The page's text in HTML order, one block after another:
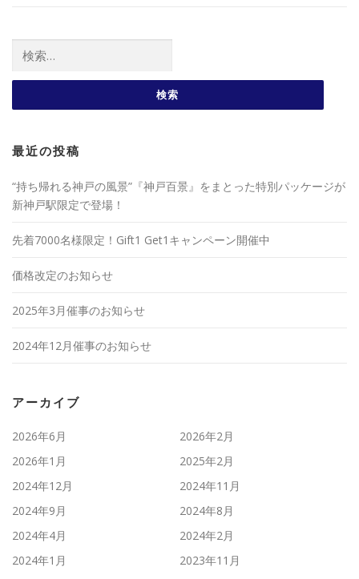
最近の投稿
“持ち帰れる神戸の風景”『神戸百景』をまとった特別パッケージが
新神戸駅限定で登場！
先着7000名様限定！Gift1 Get1キャンペーン開催中
価格改定のお知らせ
2025年3月催事のお知らせ
2024年12月催事のお知らせ
アーカイブ
2026年6月
2026年2月
2026年1月
2025年2月
2024年12月
2024年11月
2024年9月
2024年8月
2024年4月
2024年2月
2024年1月
2023年11月